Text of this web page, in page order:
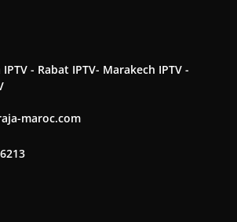
- Rabat IPTV- Marakech IPTV -
maroc.com